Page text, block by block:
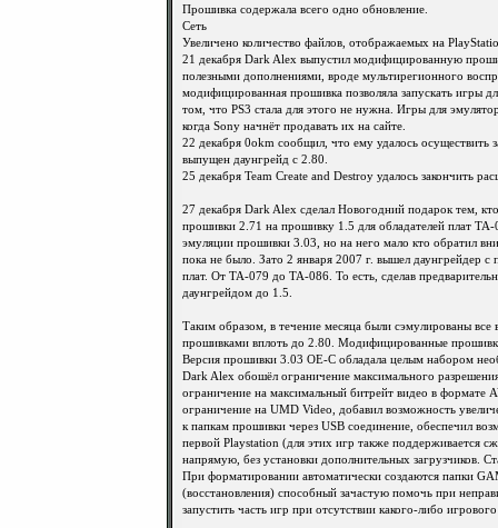
Прошивка содержала всего одно обновление.
Сеть
Увеличено количество файлов, отображаемых на
21 декабря Dark Alex выпустил модифицированную
полезными дополнениями, вроде мультирегионного
модифицированная прошивка позволяла запускать игры
том, что PS3 стала для этого не нужна. Игры для
когда Sony начнёт продавать их на сайте.
22 декабря 0okm сообщил, что ему удалось
выпущен даунгрейд с 2.80.
25 декабря Team Create and Destroy удалось закончить
27 декабря Dark Alex сделал Новогодний подарок тем,
прошивки 2.71 на прошивку 1.5 для обладателей плат
эмуляции прошивки 3.03, но на него мало кто обратил
пока не было. Зато 2 января 2007 г. вышел даунгрейдер
плат. От TA-079 до TA-086. То есть, сделав
даунгрейдом до 1.5.
Таким образом, в течение месяца были сэмулированы
прошивками вплоть до 2.80. Модифицированные
Версия прошивки 3.03 OE-C обладала целым набором
Dark Alex обошёл ограничение максимального
ограничение на максимальный битрейт видео в формате
ограничение на UMD Video, добавил возможность
к папкам прошивки через USB соединение, обеспечил
первой Playstation (для этих игр также поддерживается
напрямую, без установки дополнительных загрузчиков.
При форматировании автоматически создаются папки
(восстановления) способный зачастую помочь при
запустить часть игр при отсутствии какого-либо